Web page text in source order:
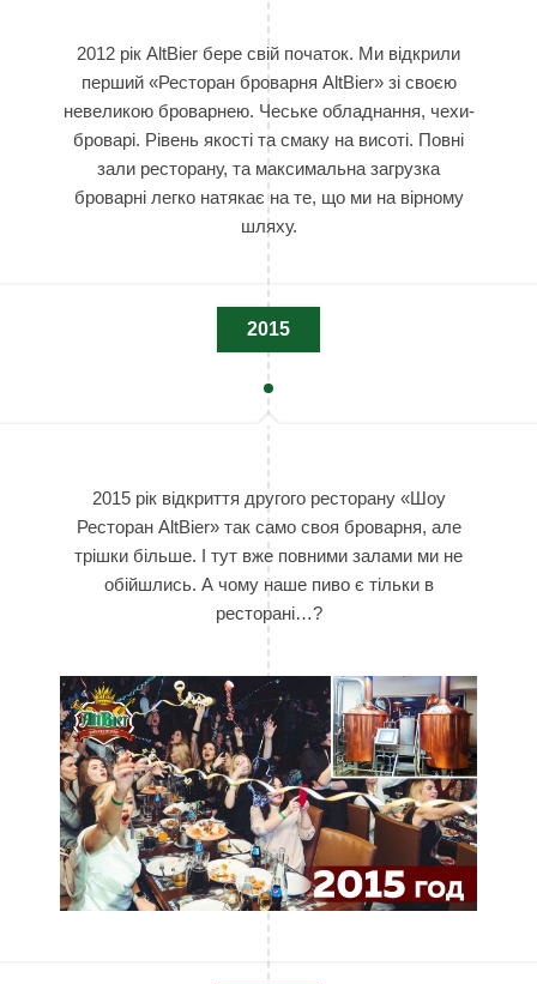
2012 рік AltBier бере свій початок. Ми відкрили
перший «Ресторан броварня AltBier» зі своєю
невеликою броварнею. Чеське обладнання, чехи-
броварі. Рівень якості та смаку на висоті. Повні
зали ресторану, та максимальна загрузка
броварні легко натякає на те, що ми на вірному
шляху.
2015
2015 рік відкриття другого ресторану «Шоу
Ресторан AltBier» так само своя броварня, але
трішки більше. І тут вже повними залами ми не
обійшлись. А чому наше пиво є тільки в
ресторані…?